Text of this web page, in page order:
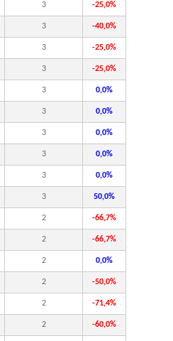
3 -25,0%
3 -40,0%
3 -25,0%
3 -25,0%
3 0,0%
3 0,0%
3 0,0%
3 0,0%
3 0,0%
3 50,0%
2 -66,7%
2 -66,7%
2 0,0%
2 -50,0%
2 -71,4%
2 -60,0%